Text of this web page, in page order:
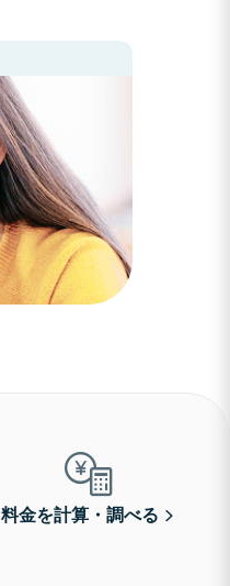
料金を計算・調べる